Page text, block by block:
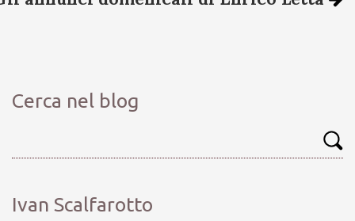
Cerca nel blog
Ivan Scalfarotto